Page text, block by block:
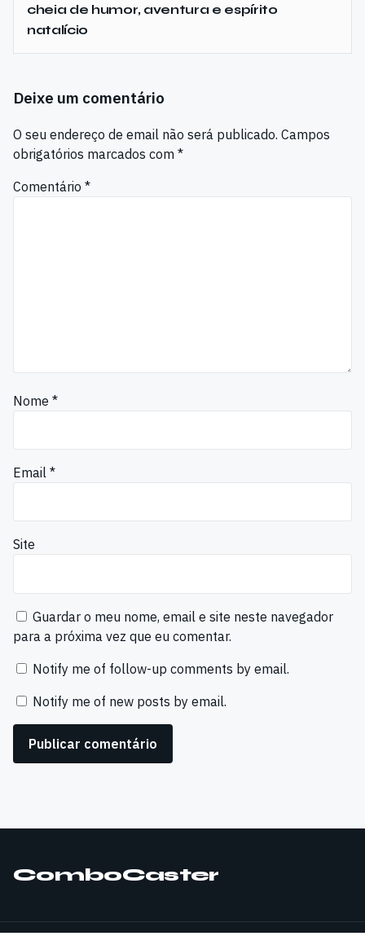
cheia de humor, aventura e espírito
natalício
Deixe um comentário
O seu endereço de email não será publicado. Campos
obrigatórios marcados com *
Comentário *
Nome *
Email *
Site
Guardar o meu nome, email e site neste navegador
para a próxima vez que eu comentar.
Notify me of follow-up comments by email.
Notify me of new posts by email.
ComboCaster